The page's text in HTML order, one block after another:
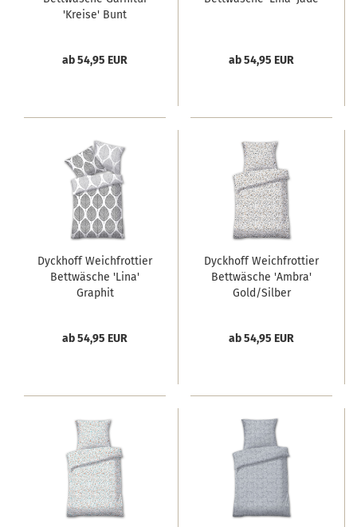
'Kreise' Bunt
ab 54,95 EUR ab 54,95 EUR
Dyckhoff Weichfrottier
Bettwäsche 'Lina'
Graphit
ab 54,95 EUR
Dyckhoff Weichfrottier
Bettwäsche 'Ambra'
Gold/Silber
ab 54,95 EUR